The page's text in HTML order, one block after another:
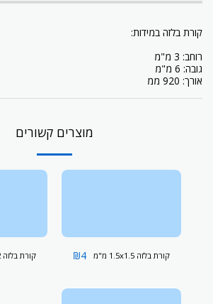
קורת בלזה במידות:
רוחב: 3 מ"מ
גובה: 6 מ"מ
אורך: 920 ממ
מוצרים קשורים
קורת בלזה 1.5x1.5 מ"מ ₪4 קורת בלזה 2x2 מ"מ